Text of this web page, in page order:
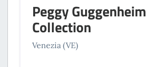
Peggy Guggenheim
Collection
Venezia (VE)